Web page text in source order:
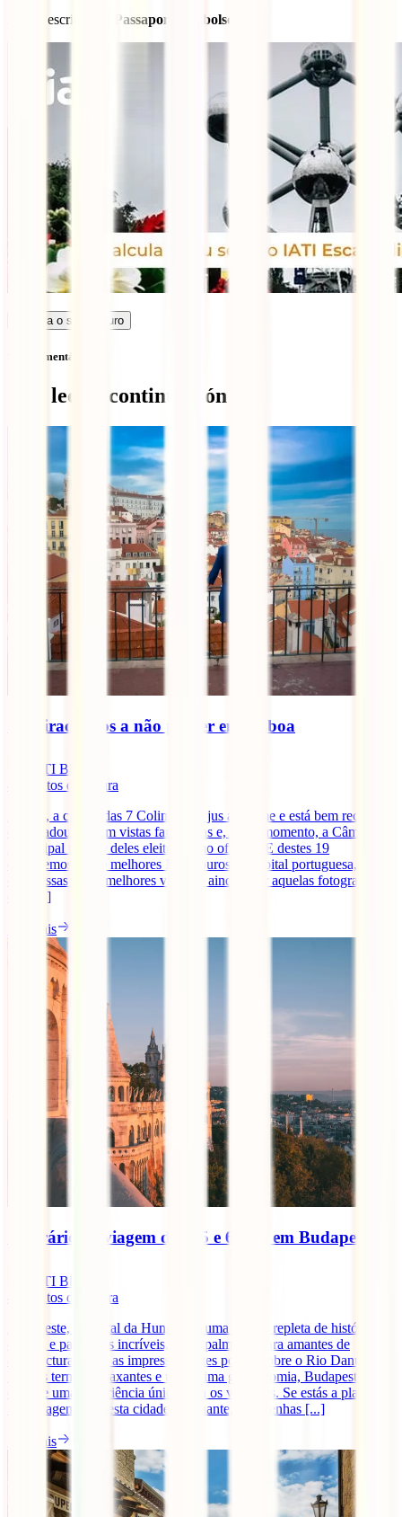
Artigo escrito por: Passaporte no bolso
Calcula o seu seguro
Sem comentários
Qué leer a continuación
10 miradouros a não perder em Lisboa
IATI Blog
minutos de leitura
Lisboa, a cidade das 7 Colinas, faz jus ao nome e está bem recheada
de miradouros com vistas fantásticas e, neste momento, a Câmara
Municipal tem 19 deles eleitos como oficiais. E destes 19
escolhemos os 10 melhores Miradouros da capital portuguesa, para
que possas ter as melhores vistas, e ainda, tirar aquelas fotografias
que [...]
Ler mais
Itinerário de viagem de 4, 5 e 6 dias em Budapeste
IATI Blog
minutos de leitura
Budapeste, a capital da Hungria, é uma cidade repleta de história,
cultura e paisagens incríveis, principalmente para amantes de
arquitectura. Com as impressionantes pontes sobre o Rio Danúbio,
banhos termais relaxantes e uma ótima gastronomia, Budapeste
oferece uma experiência única para os viajantes. Se estás a planear
uma viagem para esta cidade fascinante, quer tenhas [...]
Ler mais